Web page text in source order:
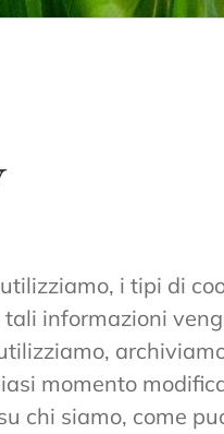
i tipi di
informazioni
momento
chi siamo, come